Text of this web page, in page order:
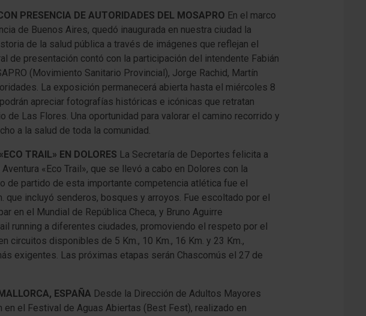
PRESENCIA DE AUTORIDADES DEL MOSAPRO En el marco
de Buenos Aires, quedó inaugurada en nuestra ciudad la
de la salud pública a través de imágenes que reflejan el
de presentación contó con la participación del intendente Fabián
(Movimiento Sanitario Provincial), Jorge Rachid, Martín
La exposición permanecerá abierta hasta el miércoles 8
apreciar fotografías históricas e icónicas que retratan
Las Flores. Una oportunidad para valorar el camino recorrido y
a la salud de toda la comunidad.
TRAIL» EN DOLORES La Secretaría de Deportes felicita a
«Eco Trail», que se llevó a cabo en Dolores con la
de partido de esta importante competencia atlética fue el
incluyó senderos, bosques y arroyos. Fue escoltado por el
en el Mundial de República Checa, y Bruno Aguirre
running a diferentes ciudades, promoviendo el respeto por el
disponibles de 5 Km., 10 Km., 16 Km. y 23 Km.,
exigentes. Las próximas etapas serán Chascomús el 27 de
ESPAÑA Desde la Dirección de Adultos Mayores
el Festival de Aguas Abiertas (Best Fest), realizado en